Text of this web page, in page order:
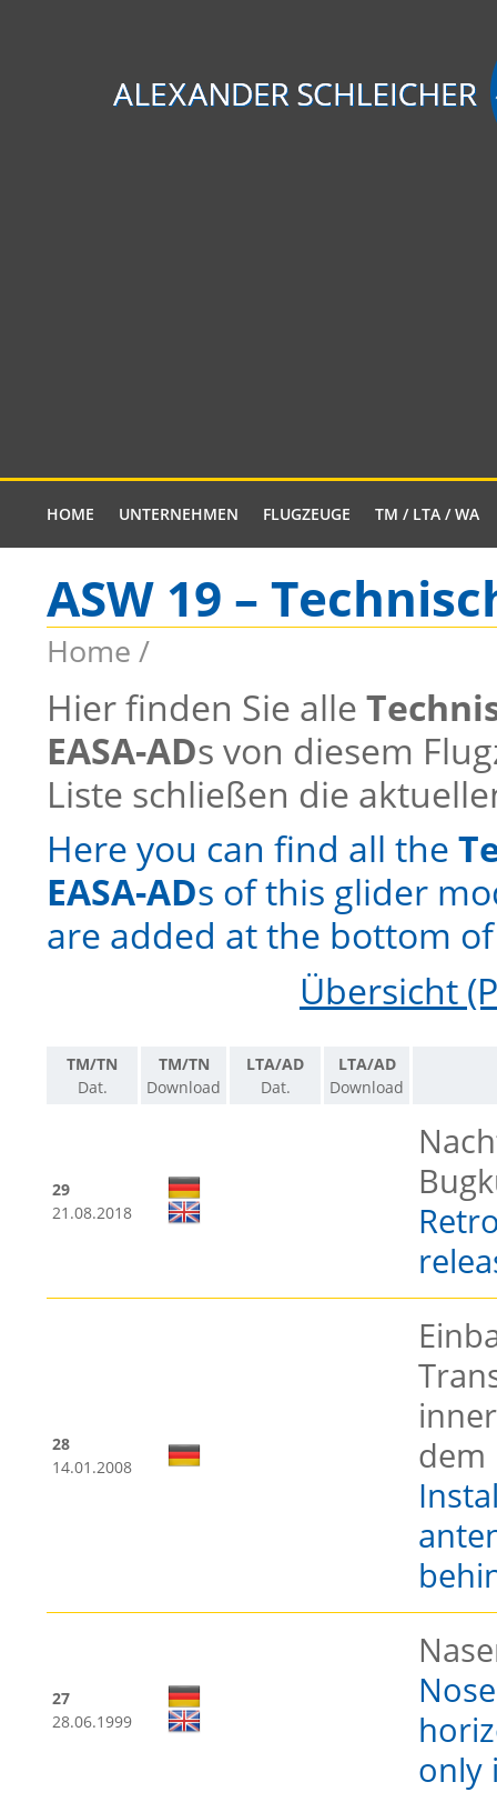
HOME UNTERNEHMEN FLUGZEUGE TM / LTA / WA
ASW 19 –
Home /
Hier finden Sie alle
EASA-ADs von diesem
Liste schließen die
Here you can find all the
EASA-ADs of this glider
are added at the bottom
Übersicht
TM/TN
Dat.
TM/TN
Download
LTA/AD
Dat.
LTA/AD
Download
29
21.08.2018
28
14.01.2008
dem
27
28.06.1999
only